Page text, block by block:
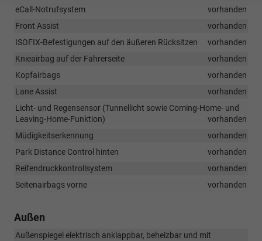
eCall-Notrufsystem
vorhanden
Front Assist
vorhanden
ISOFIX-Befestigungen auf den äußeren Rücksitzen
vorhanden
Knieairbag auf der Fahrerseite
vorhanden
Kopfairbags
vorhanden
Lane Assist
vorhanden
Licht- und Regensensor (Tunnellicht sowie Coming-Home- und
Leaving-Home-Funktion)
vorhanden
Müdigkeitserkennung
vorhanden
Park Distance Control hinten
vorhanden
Reifendruckkontrollsystem
vorhanden
Seitenairbags vorne
vorhanden
Außen
Außenspiegel elektrisch anklappbar, beheizbar und mit